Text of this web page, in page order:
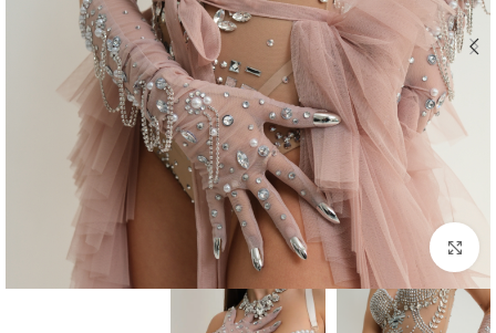
לִפְתִיחַת
תַּפְרִיט
הֵנְּגִישׁוּת
ALT+0
Click to enlarge